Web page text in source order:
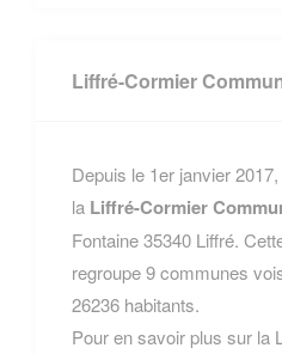
Liffré-Cormier
Depuis le 1er janvier
la Liffré-Cormier
Fontaine 35340 Liffré.
regroupe 9 communes
26236 habitants.
Pour en savoir plus sur la